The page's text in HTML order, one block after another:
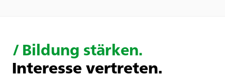
/Bildung stärken.
Interesse vertreten.